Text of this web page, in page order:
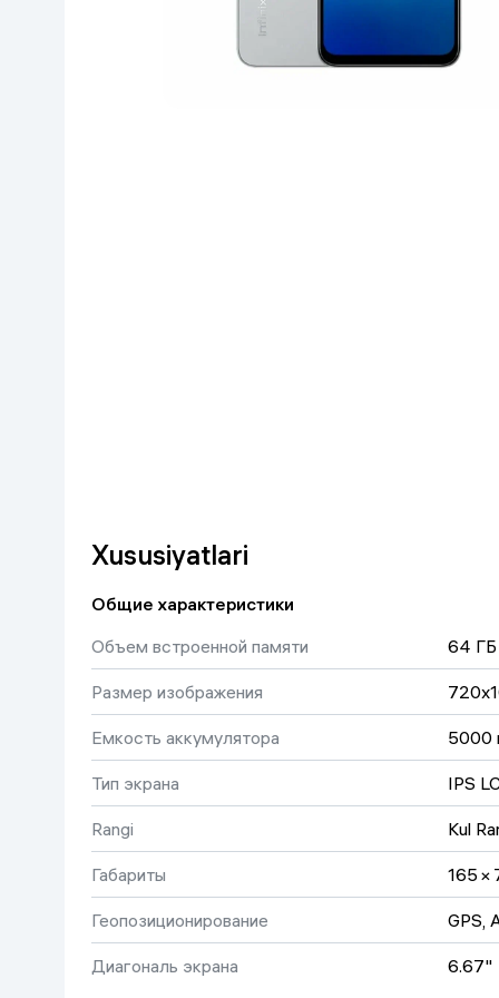
Go‘zallik va parvarish
Maishiy kimyo
Kitoblar
Kiyim-kechak va Oyoq
Virtual
Aqlli
Xususiyatlari
Общие характеристики
Объем встроенной памяти
64 ГБ
Размер изображения
Емкость аккумулятора 5000
Тип экрана IPS
Rangi Kul
Габариты 165 ×
Геопозиционирование GPS,
Диагональ экрана 6.67"